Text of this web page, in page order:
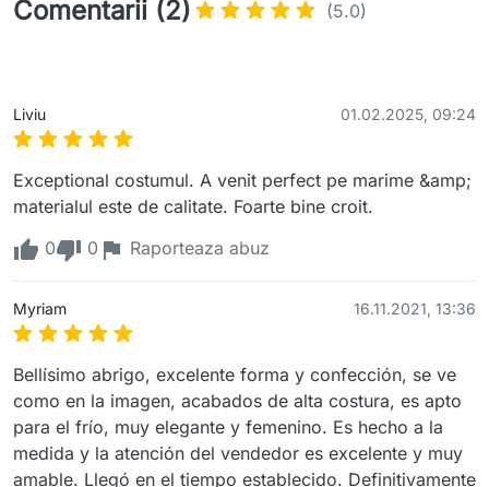
Comentarii (2) (5.0)
Liviu 01.02.2025, 09:24
Exceptional costumul. A venit perfect pe marime &amp;
materialul este de calitate. Foarte bine croit.
0
0 Raporteaza abuz
Myriam 16.11.2021, 13:36
Bellísimo abrigo, excelente forma y confección, se ve
como en la imagen, acabados de alta costura, es apto
para el frío, muy elegante y femenino. Es hecho a la
medida y la atención del vendedor es excelente y muy
amable. Llegó en el tiempo establecido. Definitivamente